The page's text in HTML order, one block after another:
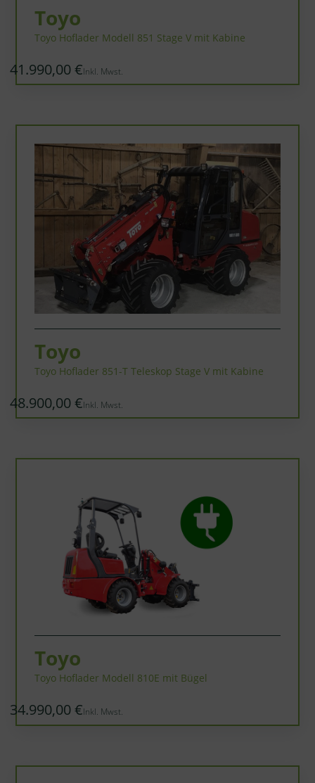
Toyo
Toyo Hoflader Modell 851 Stage V mit Kabine
41.990,00 €Inkl. Mwst.
Toyo
Toyo Hoflader 851-T Teleskop Stage V mit Kabine
48.900,00 €Inkl. Mwst.
Toyo
Toyo Hoflader Modell 810E mit Bügel
34.990,00 €Inkl. Mwst.